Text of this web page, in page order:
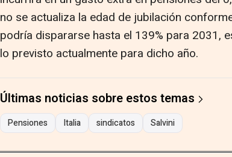
no se actualiza la edad de jubilación
podría dispararse hasta el 139% para 2031,
lo previsto actualmente para dicho año.
Últimas noticias sobre estos temas
Pensiones Italia sindicatos Salvini